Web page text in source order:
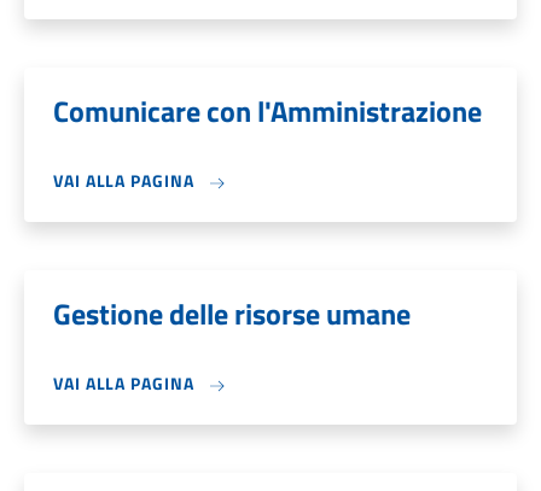
Comunicare con l'Amministrazione
VAI ALLA PAGINA
Gestione delle risorse umane
VAI ALLA PAGINA